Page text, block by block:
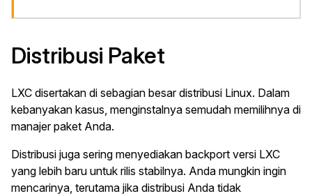
Distribusi Paket
LXC disertakan di sebagian besar distribusi Linux. Dalam
kebanyakan kasus, menginstalnya semudah memilihnya di
manajer paket Anda.
Distribusi juga sering menyediakan backport versi LXC
yang lebih baru untuk rilis stabilnya. Anda mungkin ingin
mencarinya, terutama jika distribusi Anda tidak